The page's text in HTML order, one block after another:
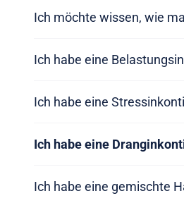
Ich möchte wissen, wie
Ich habe eine
Ich habe eine
Ich habe eine
Ich habe eine gemischte